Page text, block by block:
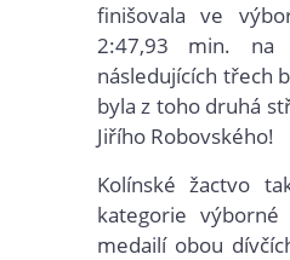
finišovala ve
2:47,93 min.
následujících třech
byla z toho druhá
Jiřího Robovského!
Kolínské žactvo
kategorie
medailí obou